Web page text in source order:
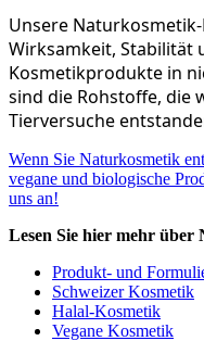
Unsere
Wirksamkeit, Stabilität
Kosmetikprodukte in
sind die Rohstoffe, die
Tierversuche
Wenn Sie Naturkosmetik
vegane und biologische
uns an!
Lesen Sie hier mehr über
Produkt- und
Schweizer Kosmetik
Halal-Kosmetik
Vegane Kosmetik